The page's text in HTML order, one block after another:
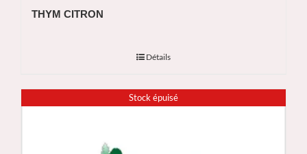
THYM CITRON
Détails
Stock épuisé